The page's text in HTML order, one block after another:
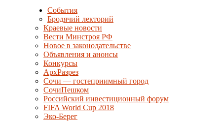
События
Бродячий лекторий
Краевые новости
Вести Минстроя РФ
Новое в законодательстве
Объявления и анонсы
Конкурсы
АрхРазрез
Сочи — гостеприимный город
СочиПешком
Российский инвестиционный форум
FIFA World Cup 2018
Эко-Берег